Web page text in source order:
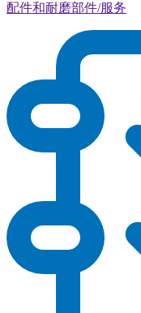
配件和耐磨部件/服务